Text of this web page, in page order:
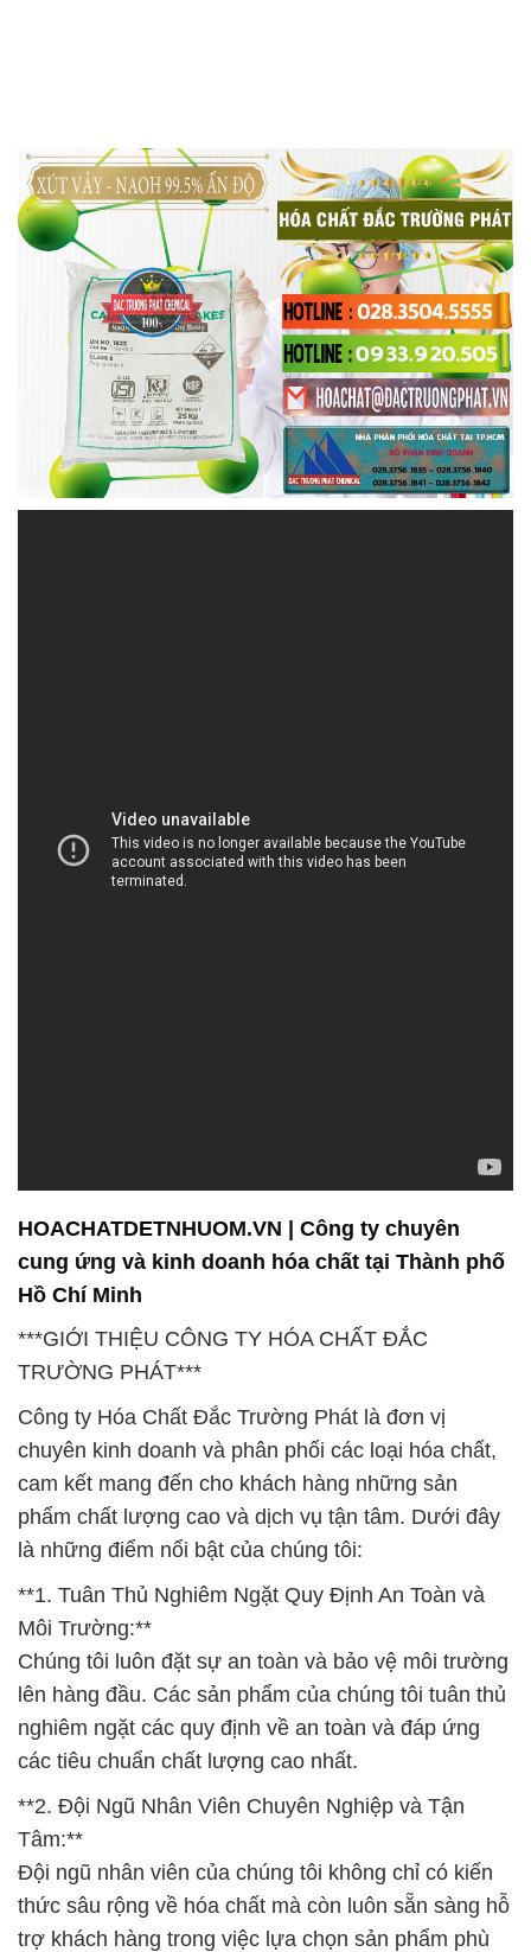
***GIỚI THIỆU CÔNG TY HÓA CHẤT ĐẮC
TRƯỜNG PHÁT***
Công ty Hóa Chất Đắc Trường Phát là đơn vị
chuyên kinh doanh và phân phối các loại hóa chất,
cam kết mang đến cho khách hàng những sản
phẩm chất lượng cao và dịch vụ tận tâm. Dưới đây
là những điểm nổi bật của chúng tôi:
**1. Tuân Thủ Nghiêm Ngặt Quy Định An Toàn và
Môi Trường:**
Chúng tôi luôn đặt sự an toàn và bảo vệ môi trường
lên hàng đầu. Các sản phẩm của chúng tôi tuân thủ
nghiêm ngặt các quy định về an toàn và đáp ứng
các tiêu chuẩn chất lượng cao nhất.
**2. Đội Ngũ Nhân Viên Chuyên Nghiệp và Tận
Tâm:**
Đội ngũ nhân viên của chúng tôi không chỉ có kiến
thức sâu rộng về hóa chất mà còn luôn sẵn sàng hỗ
trợ khách hàng trong việc lựa chọn sản phẩm phù
hợp và giải quyết các thách thức kỹ thuật.
**3. Cam Kết Hài Lòng Tuyệt Đối Của Khách
Hàng:**
Với chúng tôi, chất lượng hàng đầu không chỉ là